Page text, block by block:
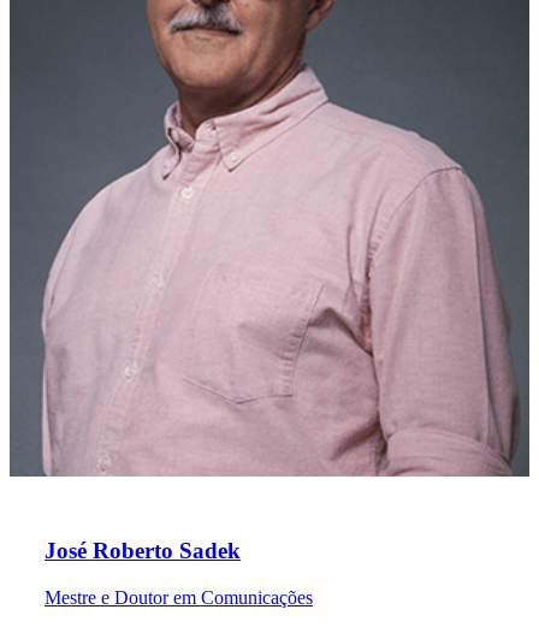
José Roberto Sadek
Mestre e Doutor em Comunicações